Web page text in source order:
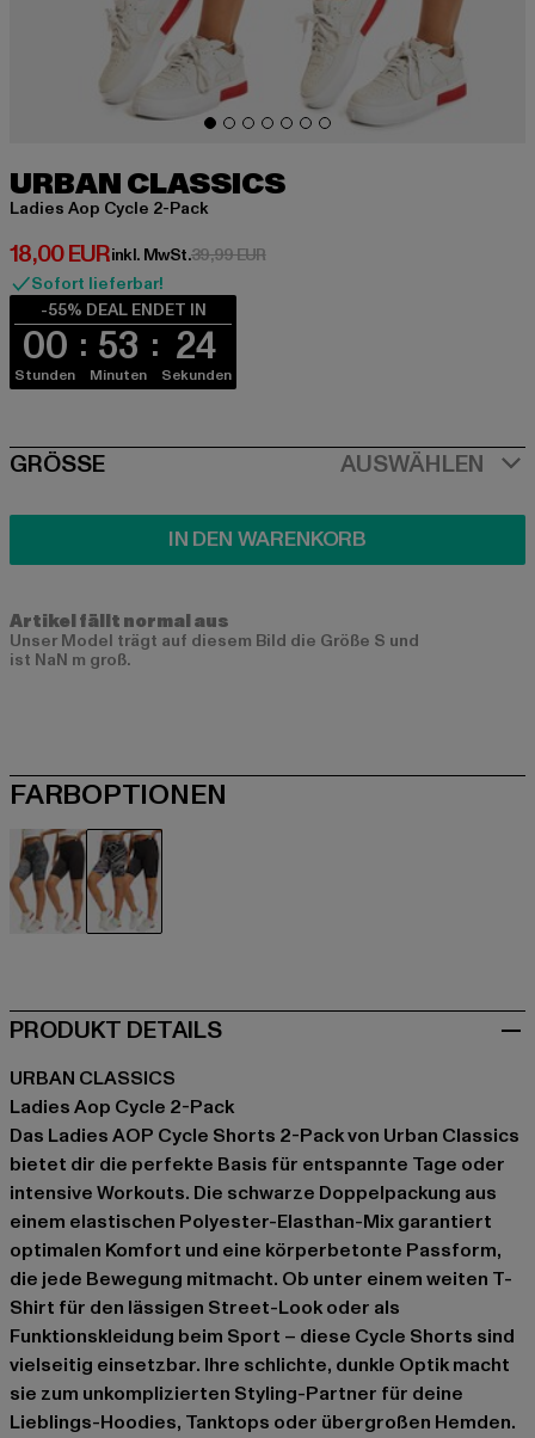
URBAN CLASSICS
Ladies Aop Cycle 2-Pack
18,00 EUR
Derzeitiger Preis: 18,00 EUR
inkl. MwSt.39,99 EURAktionspreis: 39,99 EUR
Sofort lieferbar!
-55% DEAL ENDET IN
00
Stunden
53
Minuten
24
Sekunden
SIZE
GRÖSSE AUSWÄHLEN
IN DEN WARENKORB
Artikel fällt normal aus
Unser Model trägt auf diesem Bild die Größe S und
ist NaN m groß.
FARBOPTIONEN
PRODUKT DETAILS
URBAN CLASSICS
Ladies Aop Cycle 2-Pack
Das Ladies AOP Cycle Shorts 2-Pack von Urban Classics
bietet dir die perfekte Basis für entspannte Tage oder
intensive Workouts. Die schwarze Doppelpackung aus
einem elastischen Polyester-Elasthan-Mix garantiert
optimalen Komfort und eine körperbetonte Passform,
die jede Bewegung mitmacht. Ob unter einem weiten T-
Shirt für den lässigen Street-Look oder als
Funktionskleidung beim Sport – diese Cycle Shorts sind
vielseitig einsetzbar. Ihre schlichte, dunkle Optik macht
sie zum unkomplizierten Styling-Partner für deine
Lieblings-Hoodies, Tanktops oder übergroßen Hemden.